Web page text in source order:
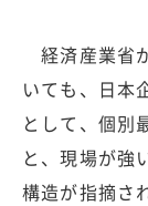
経済産業省
いても、日本
として、個別
と、現場が強
構造が指摘さ